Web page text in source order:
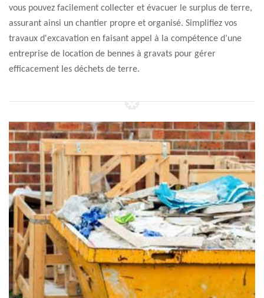
vous pouvez facilement collecter et évacuer le surplus de terre,
assurant ainsi un chantier propre et organisé. Simplifiez vos
travaux d'excavation en faisant appel à la compétence d’une
entreprise de location de bennes à gravats pour gérer
efficacement les déchets de terre.